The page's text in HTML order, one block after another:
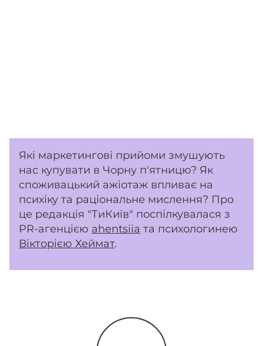
Які маркетингові прийоми змушують
нас купувати в Чорну п'ятницю? Як
споживацький ажіотаж впливає на
психіку та раціональне мислення? Про
це редакція "ТиКиїв" поспілкувалася з
PR-агенцією ahentsiia та психологинею
Вікторією Хеймат.